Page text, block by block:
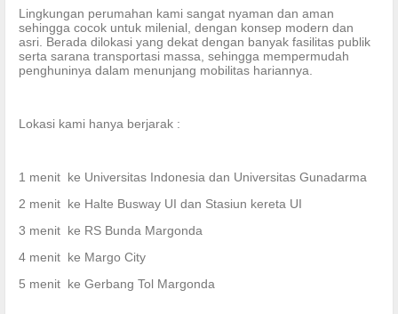
Lingkungan perumahan kami sangat nyaman dan aman
sehingga cocok untuk milenial, dengan konsep modern dan
asri. Berada dilokasi yang dekat dengan banyak fasilitas publik
serta sarana transportasi massa, sehingga mempermudah
penghuninya dalam menunjang mobilitas hariannya.
Lokasi kami hanya berjarak :
1 menit ke Universitas Indonesia dan Universitas Gunadarma
2 menit ke Halte Busway UI dan Stasiun kereta UI
3 menit ke RS Bunda Margonda
4 menit ke Margo City
5 menit ke Gerbang Tol Margonda